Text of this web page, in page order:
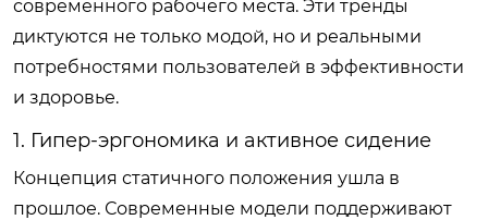
современного рабочего места. Эти тренды
диктуются не только модой, но и реальными
потребностями пользователей в эффективности
и здоровье.
1. Гипер-эргономика и активное сидение
Концепция статичного положения ушла в
прошлое. Современные модели поддерживают